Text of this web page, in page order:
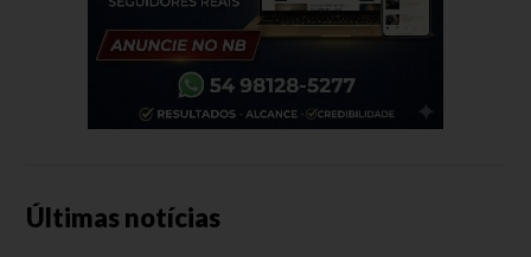
Últimas notícias